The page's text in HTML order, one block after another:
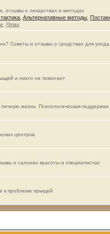
отзывы о лекарствах и методах
Альтернативные методы
Птах
Советы и отзывы о средствах для ухода
и никто не помогает
жизнь. Психологическая поддержка
центров
о салонах красоты и специалистах
к проблеме прыщей